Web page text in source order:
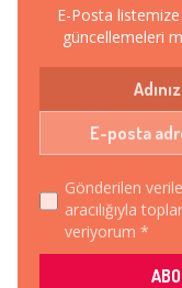
E-Posta
güncellemeleri
Gönderilen
aracılığıyla
veriyorum *